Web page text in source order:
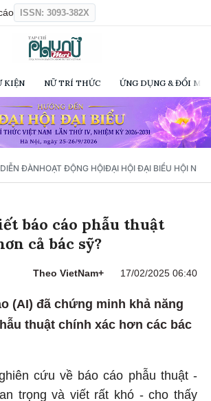
ISSN: 3093-382X
KIỆN NỮ TRÍ THỨC ỨNG DỤNG & ĐỔI
DIỄN ĐÀNHOẠT ĐỘNG HỘIĐẠI HỘI ĐẠI BIỂU HỘI NỮ
báo cáo phẫu thuật
cả bác sỹ?
Theo VietNam+ 17/02/2025 06:40
(AI) đã chứng minh khả năng
thuật chính xác hơn các bác
cứu về báo cáo phẫu thuật -
trọng và viết rất khó - cho thấy